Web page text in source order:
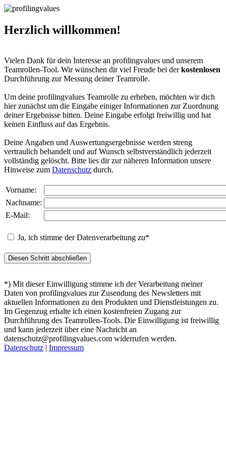
Herzlich willkommen!
Vielen Dank für dein Interesse an profilingvalues und unserem
Teamrollen-Tool. Wir wünschen dir viel Freude bei derkostenlosen
Durchführung zur Messung deiner Teamrolle.
Um deine profilingvalues Teamrolle zu erheben, möchten wir dich
hier zunächst um die Eingabe einiger Informationen zur Zuordnung
deiner Ergebnisse bitten. Deine Eingabe erfolgt freiwillig und hat
keinen Einfluss auf das Ergebnis.
Deine Angaben und Auswertungsergebnisse werden streng
vertraulich behandelt und auf Wunsch selbstverständlich jederzeit
vollständig gelöscht. Bitte lies dir zur näheren Information unsere
Hinweise zum Datenschutz durch.
Vorname:
Nachname:
E-Mail:
Ja, ich stimme der Datenverarbeitung zu*
*) Mit dieser Einwilligung stimme ich der Verarbeitung meiner
Daten von profilingvalues zur Zusendung des Newsletters mit
aktuellen Informationen zu den Produkten und Dienstleistungen zu.
Im Gegenzug erhalte ich einen kostenfreien Zugang zur
Durchführung des Teamrollen-Tools. Die Einwilligung ist freiwillig
und kann jederzeit über eine Nachricht an
datenschutz@profilingvalues.com widerrufen werden.
Datenschutz | Impressum